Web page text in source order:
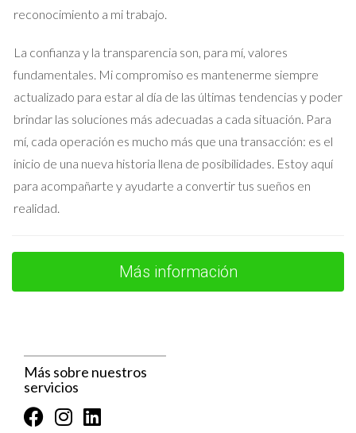
similares. El uso de la vivienda había sido asignado a Lucía por
quería vender la propiedad para obtener recursos
económicos.
Opciones Disponibles
Después de varias discusiones, decidieron alquilar el piso
mientras mantenían su propiedad. Esto les permitió generar
ingresos sin forzar una venta que podría haber afectado
negativamente a su hijo.
Pensar fuera de lo convencional puede abrir
puertas inesperadas. Considera opciones como el
alquiler antes de tomar decisiones drásticas.
¿Puede uno de los cónyuges vender la propiedad
sin el consentimiento del otro?
No, generalmente ambos cónyuges deben estar de acuerdo
reconocimiento a mi trabajo.
La confianza y la transparencia son, para mí, valores
fundamentales. Mi compromiso es mantenerme siempre
actualizado para estar al día de las últimas tendencias y poder
brindar las soluciones más adecuadas a cada situación. Para
mí, cada operación es mucho más que una transacción: es el
inicio de una nueva historia llena de posibilidades. Estoy aquí
para acompañarte y ayudarte a convertir tus sueños en
realidad.
Más información
Más sobre nuestros
servicios